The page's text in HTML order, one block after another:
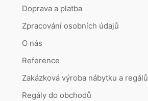
Doprava a platba
Zpracování osobních údajů
O nás
Reference
Zakázková výroba nábytku a regálů
Regály do obchodů